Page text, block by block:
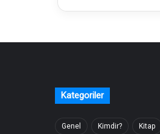
Kategoriler
Genel Kimdir? Kitap